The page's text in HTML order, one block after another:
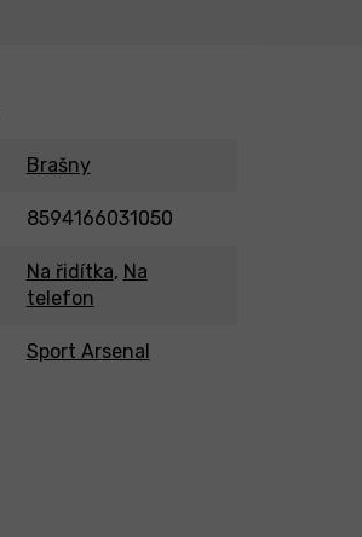
Brašny
8594166031050
Na řidítka, Na
telefon
Sport Arsenal